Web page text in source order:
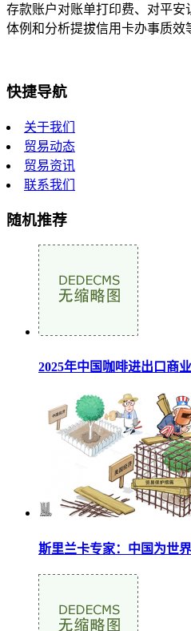
存款账户对账单打印费、对平
体例和分析提拔信用卡办事质效
快捷导航
关于我们
贸易动态
贸易资讯
联系我们
随机推荐
2025年中国咖啡进出口商
斯里兰卡专家：中国为世